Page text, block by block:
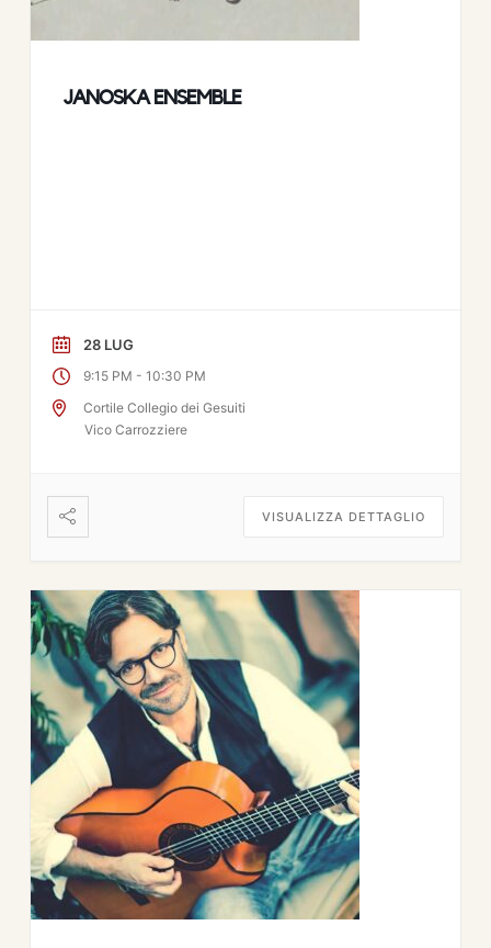
JANOSKA ENSEMBLE
28 LUG
9:15 PM - 10:30 PM
Cortile Collegio dei Gesuiti
Vico Carrozziere
VISUALIZZA DETTAGLIO